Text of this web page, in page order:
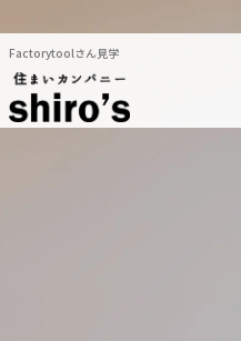
Factorytoolさん見学